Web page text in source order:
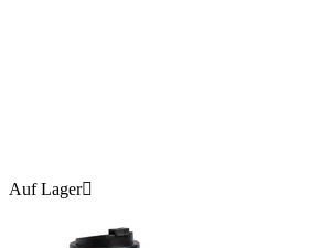
Auf Lager